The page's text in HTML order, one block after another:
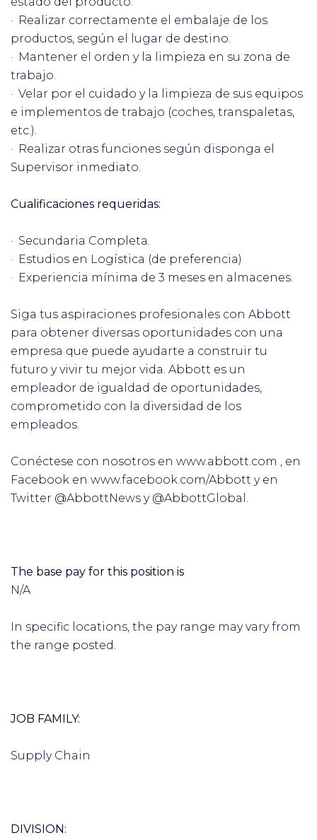
· Realizar correctamente el embalaje de los
productos, según el lugar de destino.
· Mantener el orden y la limpieza en su zona de
trabajo.
· Velar por el cuidado y la limpieza de sus equipos
e implementos de trabajo (coches, transpaletas,
etc.).
· Realizar otras funciones según disponga el
Supervisor inmediato.
Cualificaciones requeridas:
· Secundaria Completa.
· Estudios en Logística (de preferencia)
· Experiencia mínima de 3 meses en almacenes.
Siga tus aspiraciones profesionales con Abbott
para obtener diversas oportunidades con una
empresa que puede ayudarte a construir tu
futuro y vivir tu mejor vida. Abbott es un
empleador de igualdad de oportunidades,
comprometido con la diversidad de los
empleados.
Conéctese con nosotros en www.abbott.com , en
Facebook en www.facebook.com/Abbott y en
Twitter @AbbottNews y @AbbottGlobal.
The base pay for this position is
N/A
In specific locations, the pay range may vary from
the range posted.
JOB FAMILY:
Supply Chain
DIVISION: